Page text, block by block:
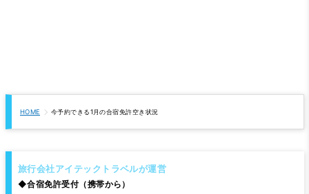
HOME 今予約できる1月の合宿免許空き状況
旅行会社アイテックトラベルが運営
◆合宿免許受付（携帯から）